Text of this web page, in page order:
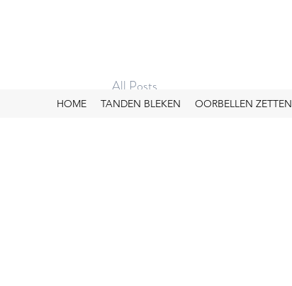
HOME TANDEN BLEKEN OORBELLEN ZETTEN
All Posts